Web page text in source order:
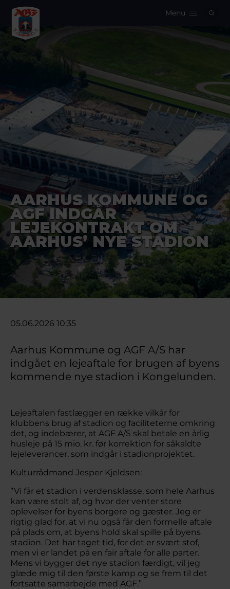
Menu
AARHUS KOMMUNE OG
AGF INDGÅR
LEJEKONTRAKT OM
AARHUS’ NYE STADION
05.06.2026 10:35
Aarhus Kommune og AGF A/S har
indgået en lejeaftale for brugen af byens
kommende nye stadion i Kongelunden.
Lejeaftalen fastlægger en række vilkår for
klubbens brug af stadion og faciliteterne omkring
det, og indebærer, at AGF A/S skal betale en årlig
husleje på 15 mio. kr. før korrektion for såkaldte
lejeleverancer, som indgår i stadionprojektet.
Kulturrådmand Jesper Kjeldsen:
”Vi får et stadion i verdensklasse, som hele Aarhus
kan være stolt af, og hvor der venter store
oplevelser for byens borgere og gæster. Jeg er
rigtig glad for, at vi nu også får den formelle aftale
på plads om, at byens hold skal spille på byens
stadion. Det har taget tid, for det er svært stof,
men vi er landet på en fair aftale for alle parter.
Mens vi bygger det nye stadion færdigt, vil jeg
glæde mig til den første kamp og se frem til det
fortsatte samarbejde med AGF.”